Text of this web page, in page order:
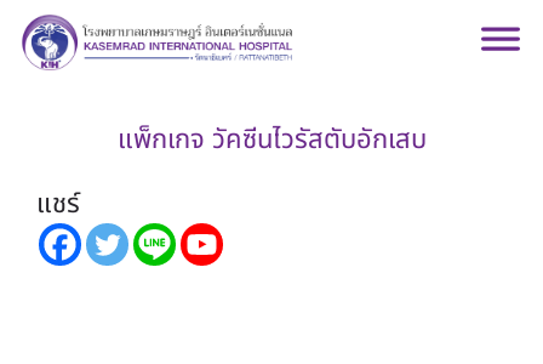
แพ็กเกจ วัคซีนไวรัสตับอักเสบ
แชร์